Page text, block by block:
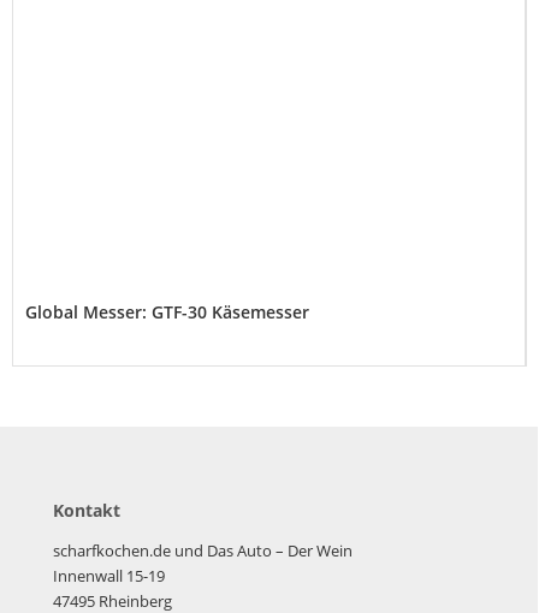
Global Messer: GTF-30 Käsemesser
Kontakt
scharfkochen.de und Das Auto – Der Wein
Innenwall 15-19
47495 Rheinberg